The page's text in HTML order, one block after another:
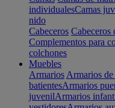
individualesCamas
nido
Cabeceros Cabeceros
Complementos para
colchones
Muebles
Armarios Armarios
batientesArmarios
juvenilArmarios